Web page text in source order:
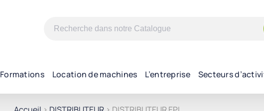
Recherche
Formations Location de machines L’entreprise Secteurs